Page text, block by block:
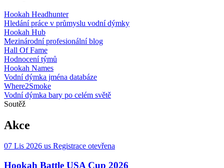
Hookah Headhunter
Hledání práce v průmyslu vodní dýmky
Hookah Hub
Mezinárodní profesionální blog
Hall Of Fame
Hodnocení týmů
Hookah Names
Vodní dýmka jména databáze
Where2Smoke
Vodní dýmka bary po celém světě
Soutěž
Akce
07 Lis 2026 us Registrace otevřena
Hookah Battle USA Cup 2026